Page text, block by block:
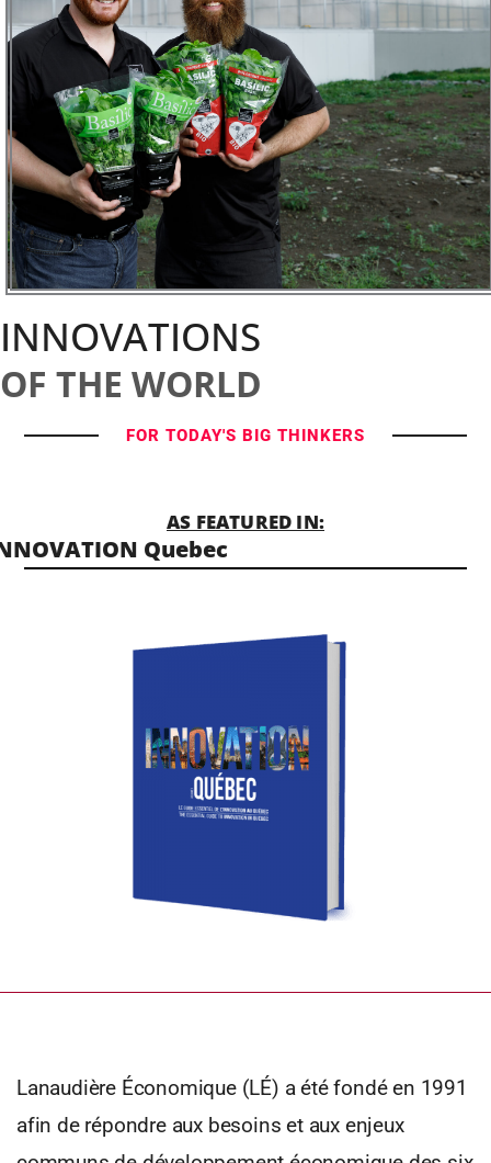
INNOVATIONS
OF THE WORLD
FOR TODAY'S BIG THINKERS
AS FEATURED IN:
Quebec
Lanaudière Économique (LÉ) a été fondé en 1991
afin de répondre aux besoins et aux enjeux